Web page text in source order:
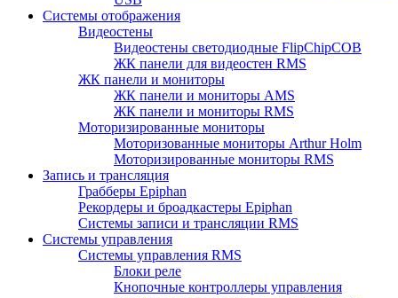
Системы отображения
Видеостены
Видеостены светодиодные FlipChipCOB
ЖК панели для видеостен RMS
ЖК панели и мониторы
ЖК панели и мониторы AMS
ЖК панели и мониторы RMS
Моторизированные мониторы
Моторизованные мониторы Arthur Holm
Моторизированные мониторы RMS
Запись и трансляция
Грабберы Epiphan
Рекордеры и броадкастеры Epiphan
Системы записи и трансляции RMS
Системы управления
Системы управления RMS
Блоки реле
Кнопочные контроллеры управления